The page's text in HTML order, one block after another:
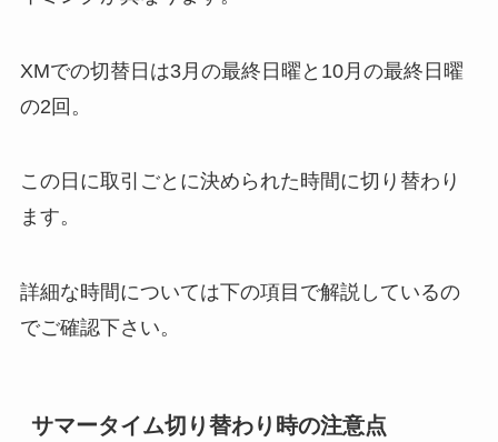
XMでの切替日は3月の最終日曜と10月の最終日曜
の2回。
この日に取引ごとに決められた時間に切り替わり
ます。
詳細な時間については下の項目で解説しているの
でご確認下さい。
サマータイム切り替わり時の注意点